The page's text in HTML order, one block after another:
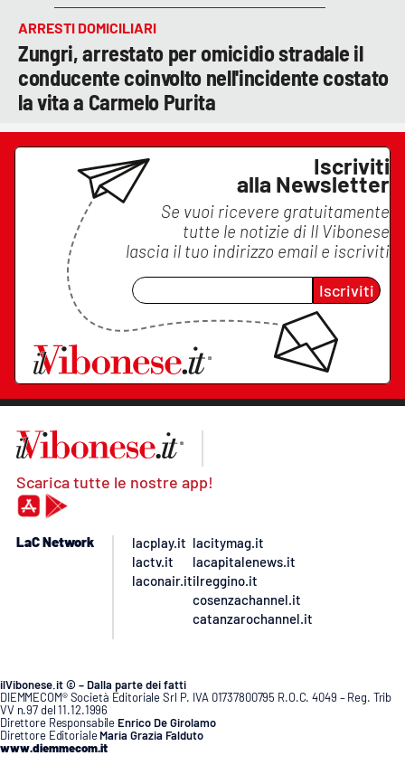
ARRESTI DOMICILIARI
Zungri, arrestato per omicidio stradale il
conducente coinvolto nell'incidente costato
la vita a Carmelo Purita
Iscriviti
alla Newsletter
Se vuoi ricevere gratuitamente
tutte le notizie di Il Vibonese
lascia il tuo indirizzo email e iscriviti
Iscriviti
Scarica tutte le nostre app!
LaC Network
lacplay.it
lactv.it
laconair.it
lacitymag.it
lacapitalenews.it
ilreggino.it
cosenzachannel.it
catanzarochannel.it
ilVibonese.it © – Dalla parte dei fatti
DIEMMECOM® Società Editoriale Srl P. IVA 01737800795 R.O.C. 4049 – Reg. Trib
VV n.97 del 11.12.1996
Direttore Responsabile Enrico De Girolamo
Direttore Editoriale Maria Grazia Falduto
www.diemmecom.it